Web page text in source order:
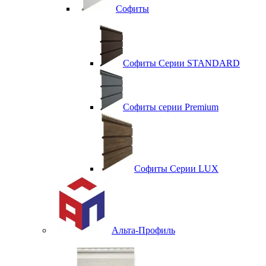
Софиты
Софиты Серии STANDARD
Софиты серии Premium
Софиты Серии LUX
Альта-Профиль